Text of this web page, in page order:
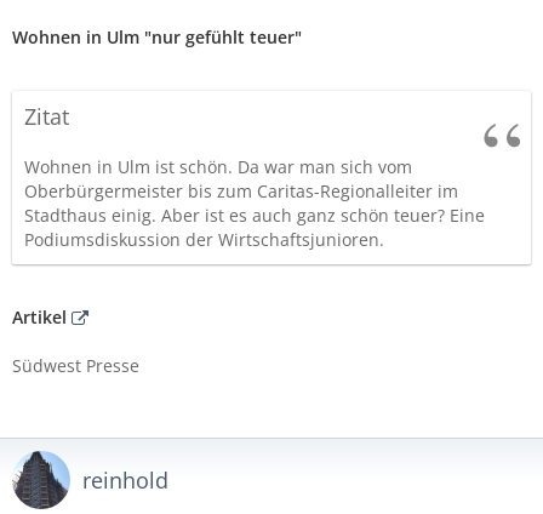
Wohnen in Ulm "nur gefühlt teuer"
Zitat
Wohnen in Ulm ist schön. Da war man sich vom
Oberbürgermeister bis zum Caritas-Regionalleiter im
Stadthaus einig. Aber ist es auch ganz schön teuer? Eine
Podiumsdiskussion der Wirtschaftsjunioren.
Artikel
Südwest Presse
reinhold